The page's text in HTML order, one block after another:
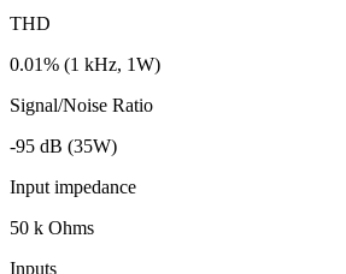
THD
0.01% (1 kHz, 1W)
Signal/Noise Ratio
-95 dB (35W)
Input impedance
50 k Ohms
Inputs